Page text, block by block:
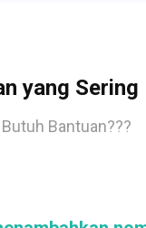
yang Sering
Butuh Bantuan???